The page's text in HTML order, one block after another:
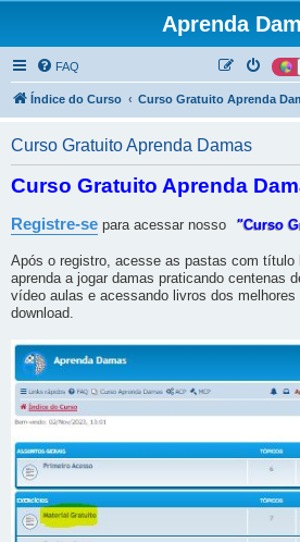
Aprenda
FAQ
Índice do Curso Curso Gratuito Aprenda
Curso Gratuito Aprenda Damas
Curso Gratuito Aprenda
Registre-se para acessar nosso "Curso
Após o registro, acesse as pastas com título
aprenda a jogar damas praticando centenas
vídeo aulas e acessando livros dos
download.